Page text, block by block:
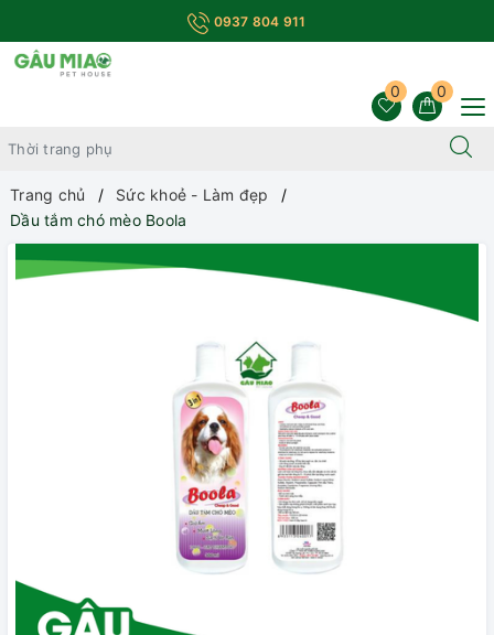
0937 804 911
0
0
Trang chủ
Sức khoẻ - Làm đẹp
Dầu tắm chó mèo Boola